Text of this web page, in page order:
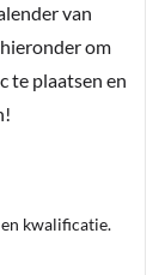
van
om
te plaatsen en
kwalificatie.